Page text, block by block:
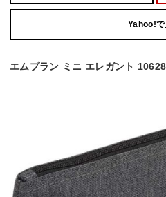
Yahoo!で
エムプラン ミニ エレガント